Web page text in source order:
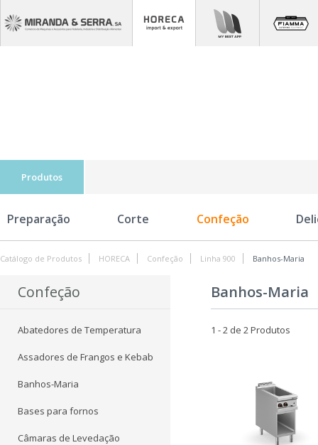
Produtos
Preparação Corte Confeção
Catálogo de Produtos HORECA Confeção Linha 900 Banhos-Maria
Confeção
Abatedores de Temperatura
Assadores de Frangos e Kebab
Banhos-Maria
Bases para fornos
Câmaras de Levedação
Banhos-Maria
1 - 2 de 2 Produtos